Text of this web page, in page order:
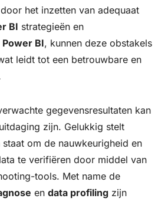
het inzetten van adequaat
BI strategieën en
BI, kunnen deze obstakels
leidt tot een betrouwbare en
gegevensresultaten kan
zijn. Gelukkig stelt
om de nauwkeurigheid en
te verifiëren door middel van
tools. Met name de
en data profiling zijn